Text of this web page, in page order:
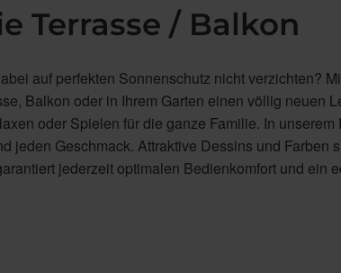
Terrasse / Balkon
auf perfekten Sonnenschutz nicht verzichten?
Balkon oder in Ihrem Garten einen völlig neuen
oder Spielen für die ganze Familie. In unserem
jeden Geschmack. Attraktive Dessins und Farben
jederzeit optimalen Bedienkomfort und ein